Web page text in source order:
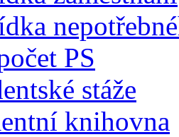
PS
stáže
knihovna